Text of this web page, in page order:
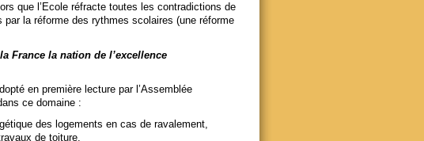
que l’Ecole réfracte toutes les contradictions de
la réforme des rythmes scolaires (une réforme
France la nation de l’excellence
en première lecture par l’Assemblée
ce domaine :
des logements en cas de ravalement,
de toiture.